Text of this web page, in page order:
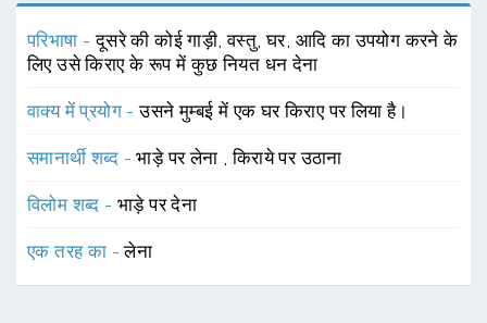
परिभाषा -दूसरे की कोई गाड़ी, वस्तु, घर, आदि का उपयोग करने के
लिए उसे किराए के रूप में कुछ नियत धन देना
वाक्य में प्रयोग -उसने मुम्बई में एक घर किराए पर लिया है।
समानार्थी शब्द -भाड़े पर लेना ,किराये पर उठाना
विलोम शब्द - भाड़े पर देना
एक तरह का -लेना